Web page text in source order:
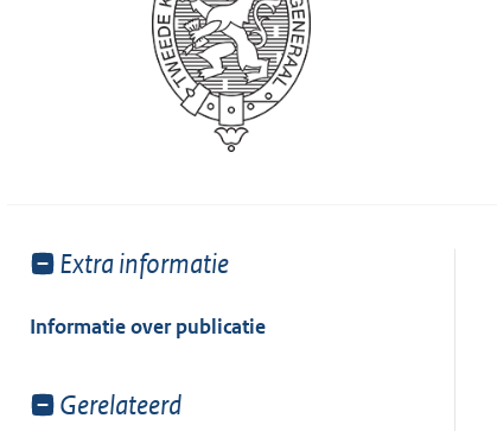
Toon
van:
Extra informatie
Informatie over publicatie
Toon
Gerelateerd